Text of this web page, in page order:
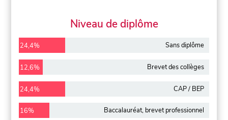
Niveau de diplôme
24,4% Sans diplôme
12,6% Brevet des collèges
24,4% CAP / BEP
16% Baccalauréat, brevet professionnel